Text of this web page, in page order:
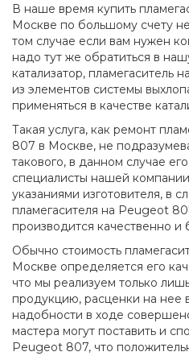
В наше время купить
Москве по большому счету
том случае если вам нужен
надо тут же обратиться в
катализатор, пламегаситель
из элементов системы
применяться в качестве
Такая услуга, как ремонт
807 в Москве, не
такового, в данном случае
специалисты нашей
указаниями изготовителя, в
пламегасителя на Peugeot
производится качественно и
Обычно стоимость
Москве определяется его
что мы реализуем только
продукцию, расценки на нее
надобности в ходе
мастера могут поставить и
Peugeot 807, что